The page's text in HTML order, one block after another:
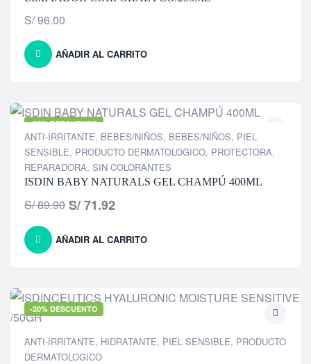
S/96.00
AÑADIR AL CARRITO
-20% DESCUENTO
ANTI-IRRITANTE, BEBES/NIÑOS, BEBES/NIÑOS, PIEL
SENSIBLE, PRODUCTO DERMATOLOGICO, PROTECTORA,
REPARADORA, SIN COLORANTES
ISDIN BABY NATURALS GEL CHAMPÚ 400ML
S/89.90 S/71.92
AÑADIR AL CARRITO
-20% DESCUENTO
ANTI-IRRITANTE, HIDRATANTE, PIEL SENSIBLE, PRODUCTO
DERMATOLOGICO